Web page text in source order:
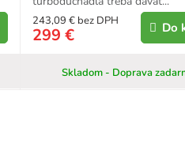
Skladom - Doprava
243,09 € bez DPH
299 € Do